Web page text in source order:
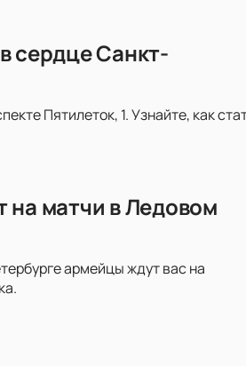
сердце Санкт-
Пятилеток, 1. Узнайте, как
на матчи в Ледовом
армейцы ждут вас на